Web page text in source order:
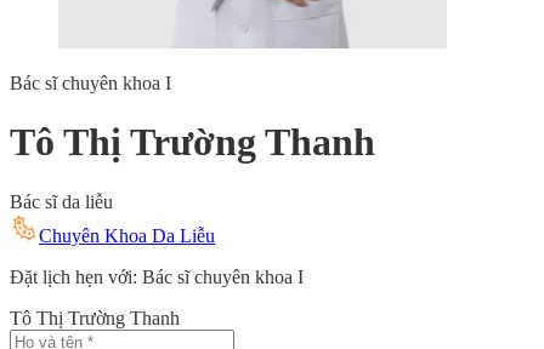
Bác sĩ chuyên khoa I
Tô Thị Trường Thanh
Bác sĩ da liễu
Chuyên Khoa Da Liễu
Đặt lịch hẹn với: Bác sĩ chuyên khoa I
Tô Thị Trường Thanh